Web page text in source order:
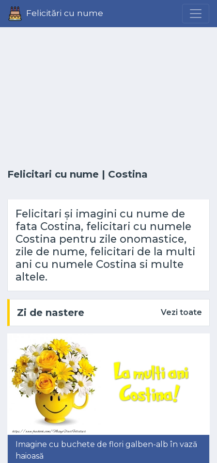
Felicitări cu nume
Felicitari cu nume | Costina
Felicitari și imagini cu nume de
fata Costina, felicitari cu numele
Costina pentru zile onomastice,
zile de nume, felicitari de la multi
ani cu numele Costina si multe
altele.
Zi de nastere Vezi toate
Imagine cu buchete de flori galben-alb în vază
haioasă